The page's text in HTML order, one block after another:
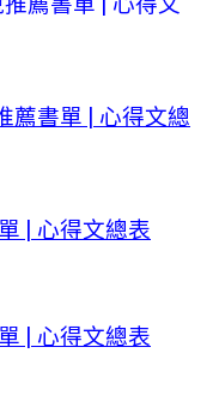
薦書單 | 心得文總
| 心得文總表
| 心得文總表